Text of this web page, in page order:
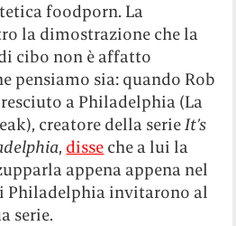
foodporn. La
la dimostrazione che la
cibo non è affatto
pensiamo sia: quando Rob
a Philadelphia (La
creatore della serieIt’s
, disse che a lui la
appena appena nel
Philadelphia invitarono al
serie.